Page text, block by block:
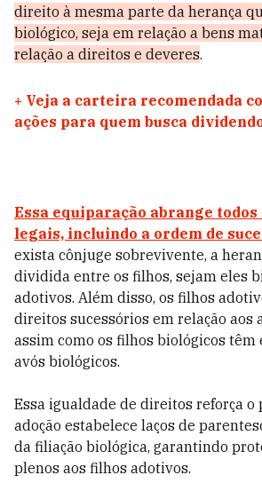
direito à mesma parte da herança
biológico, seja em relação a bens
relação a direitos e deveres.
+ Veja a carteira recomendada
ações para quem busca
Essa equiparação abrange todos
legais, incluindo a ordem de
exista cônjuge sobrevivente, a
dividida entre os filhos, sejam eles
adotivos. Além disso, os filhos
direitos sucessórios em relação aos
assim como os filhos biológicos têm
avós biológicos.
Essa igualdade de direitos reforça
adoção estabelece laços de
da filiação biológica, garantindo
plenos aos filhos adotivos.